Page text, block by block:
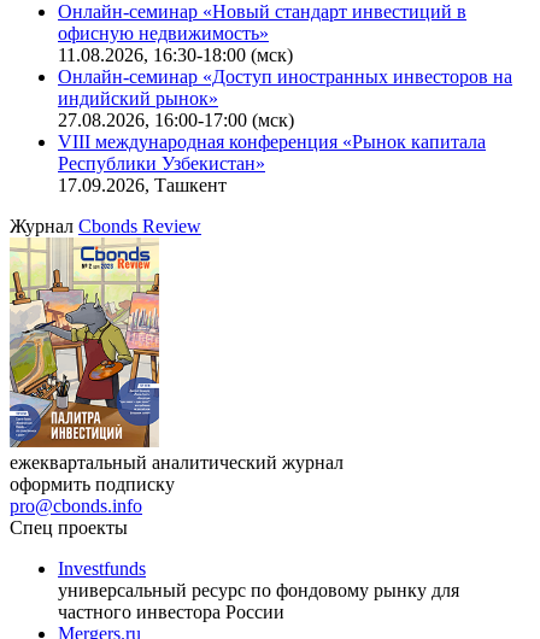
Онлайн-семинар «Новый стандарт инвестиций в
офисную недвижимость»
11.08.2026, 16:30-18:00 (мск)
Онлайн-семинар «Доступ иностранных инвесторов на
индийский рынок»
27.08.2026, 16:00-17:00 (мск)
VIII международная конференция «Рынок капитала
Республики Узбекистан»
17.09.2026, Ташкент
Журнал Cbonds Review
ежеквартальный аналитический журнал
оформить подписку
pro@cbonds.info
Спец проекты
Investfunds
универсальный ресурс по фондовому рынку для
частного инвестора России
Mergers.ru